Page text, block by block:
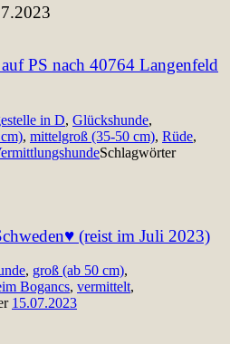
PS nach 40764 Langenfeld
in D, Glückshunde,
, mittelgroß (35-50 cm), Rüde,
Schlagwörter
(reist im Juli 2023)
, groß (ab 50 cm),
Bogancs, vermittelt,
15.07.2023